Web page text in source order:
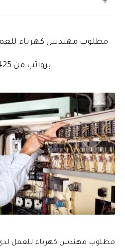
مطلوب مهندس كهرباء
برواتب من 425 - 500
مطلوب مهندس كهرباء للعمل